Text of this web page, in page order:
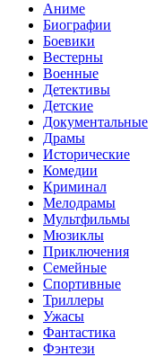
Аниме
Биографии
Боевики
Вестерны
Военные
Детективы
Детские
Документальные
Драмы
Исторические
Комедии
Криминал
Мелодрамы
Мультфильмы
Мюзиклы
Приключения
Семейные
Спортивные
Триллеры
Ужасы
Фантастика
Фэнтези